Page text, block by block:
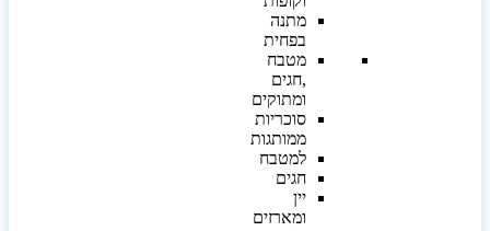
מתנה
בפחית
מטבח
,חגים
ומתוקים
סוכריות
ממותגות
למטבח
חגים
יין
ומארזים